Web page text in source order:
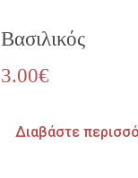
Βασιλικός
3.00€
Διαβάστε